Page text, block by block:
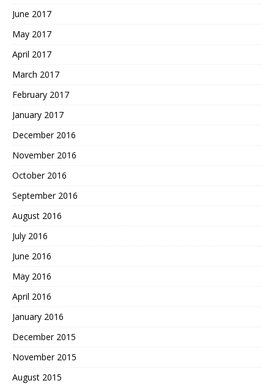
June 2017
May 2017
April 2017
March 2017
February 2017
January 2017
December 2016
November 2016
October 2016
September 2016
August 2016
July 2016
June 2016
May 2016
April 2016
January 2016
December 2015
November 2015
August 2015